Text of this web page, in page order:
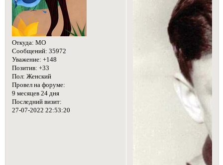
Откуда: МО
Сообщений: 35972
Уважение: +148
Позитив: +33
Пол: Женский
Провел на форуме:
9 месяцев 24 дня
Последний визит:
27-07-2022 22:53:20